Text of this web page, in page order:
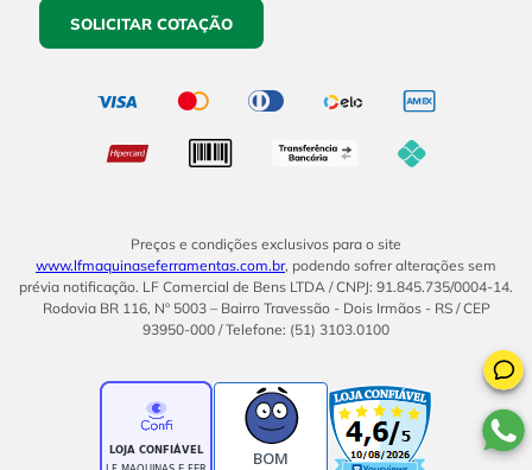
SOLICITAR COTAÇÃO
Preços e condições exclusivos para o site
www.lfmaquinaseferramentas.com.br, podendo sofrer alterações sem
prévia notificação. LF Comercial de Bens LTDA / CNPJ: 91.845.735/0004-14.
Rodovia BR 116, Nº 5003 – Bairro Travessão - Dois Irmãos - RS / CEP
93950-000 / Telefone: (51) 3103.0100
BOM